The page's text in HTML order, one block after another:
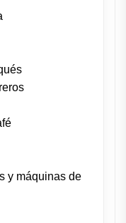
y máquinas de